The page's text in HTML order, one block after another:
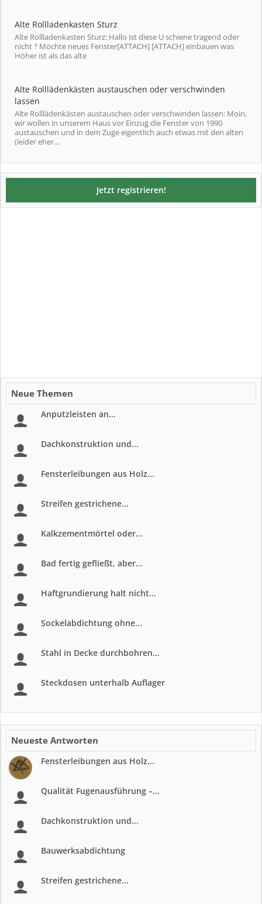
Alte Rollladenkasten Sturz
Alte Rollladenkasten Sturz: Hallo ist diese U schiene tragend oder
nicht ? Möchte neues Fenster[ATTACH] [ATTACH] einbauen was
Höher ist als das alte
Alte Rolllädenkästen austauschen oder verschwinden
lassen
Alte Rolllädenkästen austauschen oder verschwinden lassen: Moin,
wir wollen in unserem Haus vor Einzug die Fenster von 1990
austauschen und in dem Zuge eigentlich auch etwas mit den alten
(leider eher...
Jetzt registrieren!
Neue Themen
Anputzleisten an...
Dachkonstruktion und...
Fensterleibungen aus Holz...
Streifen gestrichene...
Kalkzementmörtel oder...
Bad fertig gefließt, aber...
Haftgrundierung halt nicht...
Sockelabdichtung ohne...
Stahl in Decke durchbohren...
Steckdosen unterhalb Auflager
Neueste Antworten
Fensterleibungen aus Holz...
Qualität Fugenausführung –...
Dachkonstruktion und...
Bauwerksabdichtung
Streifen gestrichene...